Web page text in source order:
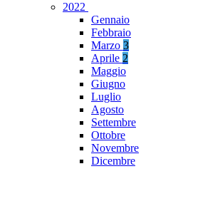
2022
Gennaio
Febbraio
Marzo 3
Aprile 2
Maggio
Giugno
Luglio
Agosto
Settembre
Ottobre
Novembre
Dicembre